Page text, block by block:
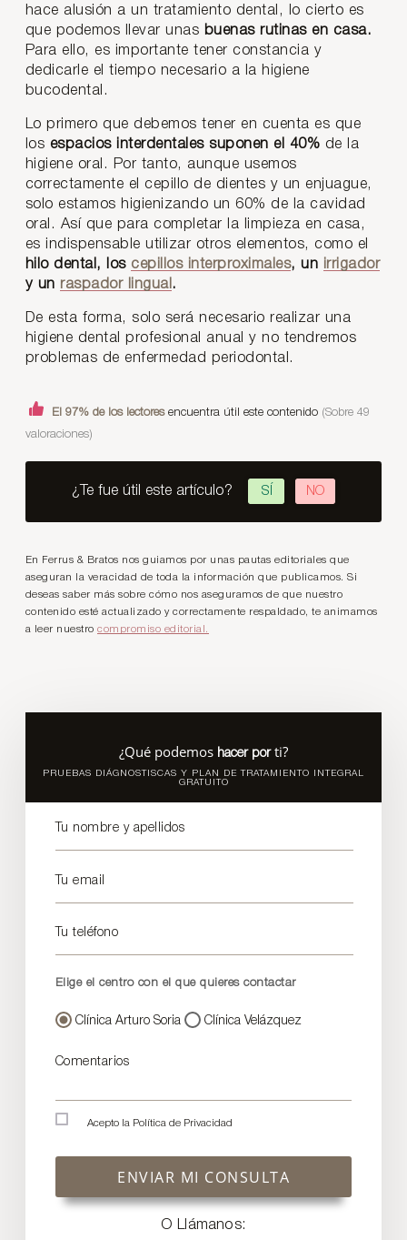
hace alusión a un tratamiento dental, lo cierto es
que podemos llevar unas buenas rutinas en casa.
Para ello, es importante tener constancia y
dedicarle el tiempo necesario a la higiene
bucodental.
Lo primero que debemos tener en cuenta es que
los espacios interdentales suponen el 40% de la
higiene oral. Por tanto, aunque usemos
correctamente el cepillo de dientes y un enjuague,
solo estamos higienizando un 60% de la cavidad
oral. Así que para completar la limpieza en casa,
es indispensable utilizar otros elementos, como el
hilo dental , los cepillos interproximales, un irrigador
y un raspador lingual .
De esta forma, solo será necesario realizar una
higiene dental profesional anual y no tendremos
problemas de enfermedad periodontal.
El 97% de los lectoresencuentra útil este contenido (Sobre 49
valoraciones)
¿Te fue útil este artículo? SÍ NO
En Ferrus & Bratos nos guiamos por unas pautas editoriales que
aseguran la veracidad de toda la información que publicamos. Si
deseas saber más sobre cómo nos aseguramos de que nuestro
contenido esté actualizado y correctamente respaldado, te animamos
a leer nuestrocompromiso editorial.
¿Qué podemos hacer porti?
PRUEBAS DIÁGNOSTISCAS Y PLAN DE TRATAMIENTO INTEGRAL
GRATUITO
Tu nombre y apellidos
Tu email
Tu teléfono
Elige el centro con el que quieres contactar
Clínica Arturo Soria Clínica Velázquez
Comentarios
Acepto la Política de Privacidad
ENVIAR MI CONSULTA
O Llámanos: